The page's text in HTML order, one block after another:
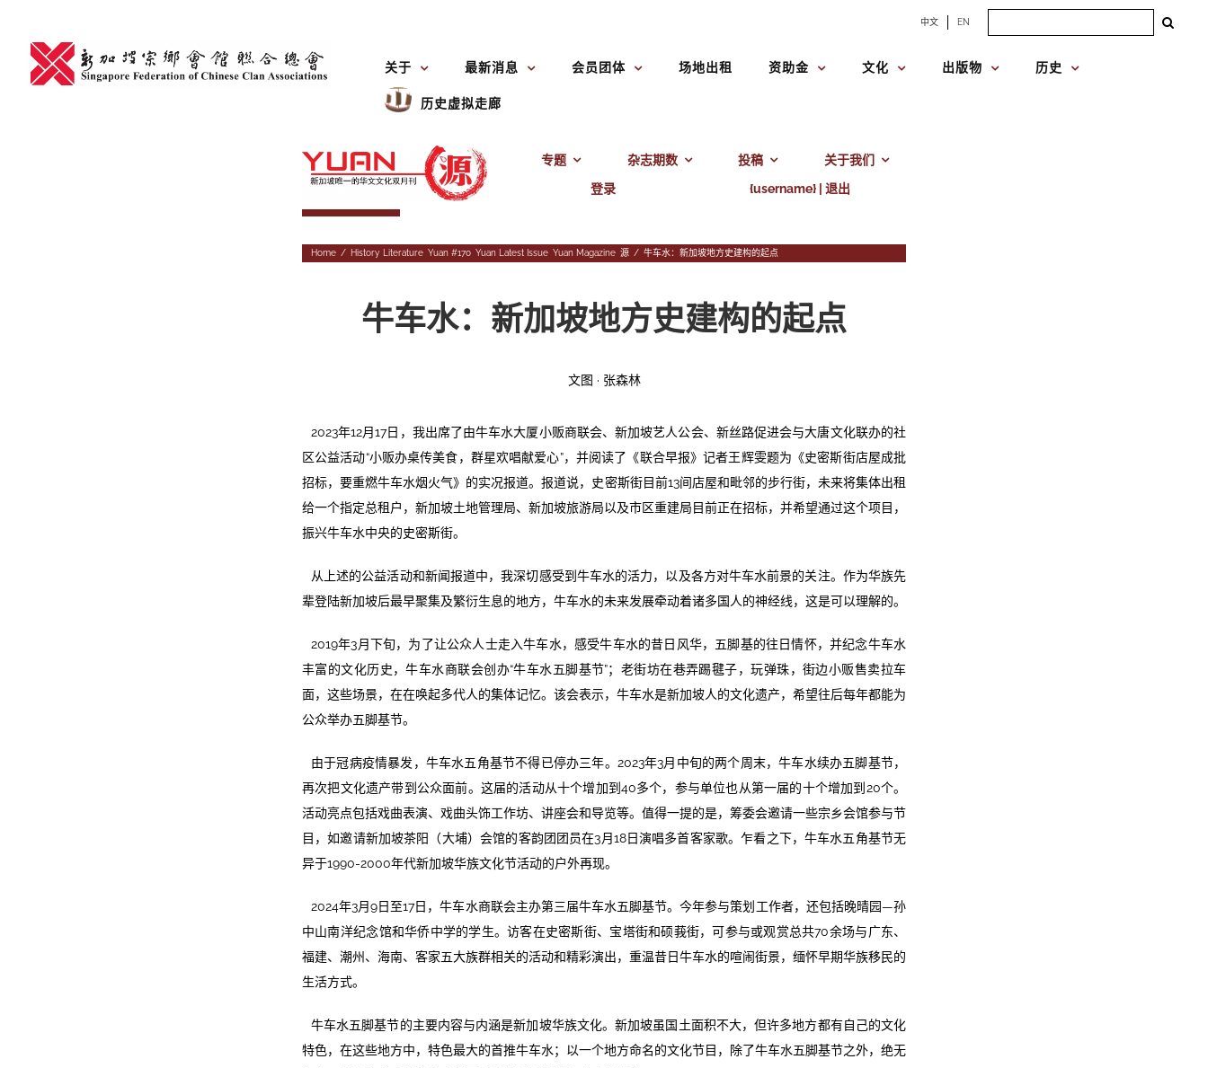
content
中文 EN
关于
最新消息 会员团体 场地出租 资助金 文化 出版物 历史
历史虚拟走廊
专题 杂志期数 投稿
关于我们
登录
{username} | 退出
Home / History, Literature, Yuan #170, Yuan Latest Issue, Yuan Magazine, 源 / 牛车水：新加坡地方史建构的起点
牛车水：新加坡地方史建构的起点
文图 · 张森林
2023年12月17日，我出席了由牛车水大厦小贩商联会、新加坡艺人公会、新丝路促进会与大唐文化联办的社
区公益活动“小贩办桌传美食，群星欢唱献爱心”，并阅读了《联合早报》记者王辉雯题为《史密斯街店屋成批
招标，要重燃牛车水烟火气》的实况报道。报道说，史密斯街目前13间店屋和毗邻的步行街，未来将集体出租
给一个指定总租户，新加坡土地管理局、新加坡旅游局以及市区重建局目前正在招标，并希望通过这个项目，
振兴牛车水中央的史密斯街。
从上述的公益活动和新闻报道中，我深切感受到牛车水的活力，以及各方对牛车水前景的关注。作为华族先
辈登陆新加坡后最早聚集及繁衍生息的地方，牛车水的未来发展牵动着诸多国人的神经线，这是可以理解的。
2019年3月下旬，为了让公众人士走入牛车水，感受牛车水的昔日风华，五脚基的往日情怀，并纪念牛车水
丰富的文化历史，牛车水商联会创办“牛车水五脚基节”；老街坊在巷弄踢毽子，玩弹珠，街边小贩售卖拉车
面，这些场景，在在唤起多代人的集体记忆。该会表示，牛车水是新加坡人的文化遗产，希望往后每年都能为
公众举办五脚基节。
由于冠病疫情暴发，牛车水五角基节不得已停办三年。2023年3月中旬的两个周末，牛车水续办五脚基节，
再次把文化遗产带到公众面前。这届的活动从十个增加到40多个，参与单位也从第一届的十个增加到20个。
活动亮点包括戏曲表演、戏曲头饰工作坊、讲座会和导览等。值得一提的是，筹委会邀请一些宗乡会馆参与节
目，如邀请新加坡茶阳（大埔）会馆的客韵团团员在3月18日演唱多首客家歌。乍看之下，牛车水五角基节无
异于1990-2000年代新加坡华族文化节活动的户外再现。
2024年3月9日至17日，牛车水商联会主办第三届牛车水五脚基节。今年参与策划工作者，还包括晚晴园—孙
中山南洋纪念馆和华侨中学的学生。访客在史密斯街、宝塔街和硕莪街，可参与或观赏总共70余场与广东、
福建、潮州、海南、客家五大族群相关的活动和精彩演出，重温昔日牛车水的喧闹街景，缅怀早期华族移民的
生活方式。
牛车水五脚基节的主要内容与内涵是新加坡华族文化。新加坡虽国土面积不大，但许多地方都有自己的文化
特色，在这些地方中，特色最大的首推牛车水；以一个地方命名的文化节目，除了牛车水五脚基节之外，绝无